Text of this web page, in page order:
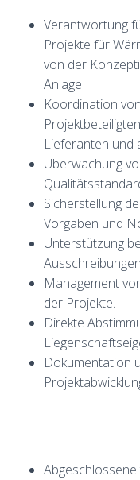
Verantwortung
Projekte für
von der
Anlage
Koordination
Lieferanten und
Überwachung
Sicherstellung
Vorgaben und
Unterstützung
Management
der Projekte.
Direkte
Dokumentation
Abgeschlossene